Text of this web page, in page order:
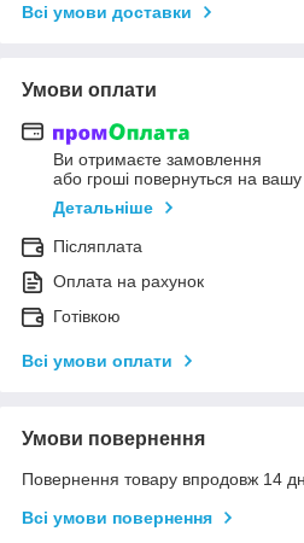
Всі умови доставки
Умови оплати
Ви отримаєте замовлення
або гроші повернуться на вашу
Детальніше
Післяплата
Оплата на рахунок
Готівкою
Всі умови оплати
Умови повернення
Повернення товару впродовж 14
Всі умови повернення